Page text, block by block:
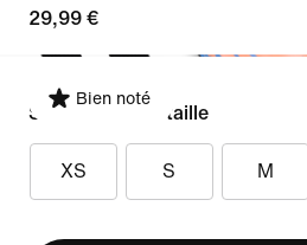
29,99 €
Bien noté
Sélectionner la taille
XS S M